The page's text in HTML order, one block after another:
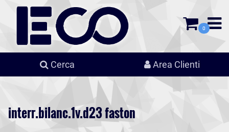
0
Cerca Area Clienti
interr.bilanc.1v.d23 faston